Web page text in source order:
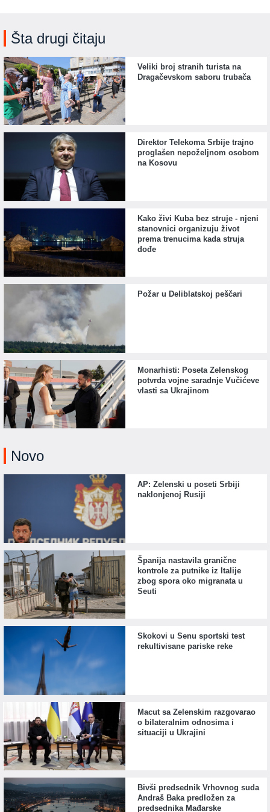
Šta drugi čitaju
Veliki broj stranih turista na
Dragačevskom saboru trubača
Direktor Telekoma Srbije trajno
proglašen nepoželjnom osobom
na Kosovu
Kako živi Kuba bez struje - njeni
stanovnici organizuju život
prema trenucima kada struja
dođe
Požar u Deliblatskoj peščari
Monarhisti: Poseta Zelenskog
potvrda vojne saradnje Vučićeve
vlasti sa Ukrajinom
Novo
AP: Zelenski u poseti Srbiji
naklonjenoj Rusiji
Španija nastavila granične
kontrole za putnike iz Italije
zbog spora oko migranata u
Seuti
Skokovi u Senu sportski test
rekultivisane pariske reke
Macut sa Zelenskim razgovarao
o bilateralnim odnosima i
situaciji u Ukrajini
Bivši predsednik Vrhovnog suda
Andraš Baka predložen za
predsednika Mađarske